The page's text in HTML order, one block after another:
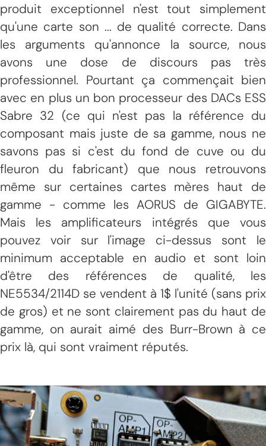
produit exceptionnel n'est tout simplement
qu'une carte son ... de qualité correcte. Dans
les arguments qu'annonce la source, nous
avons une dose de discours pas très
professionnel. Pourtant ça commençait bien
avec en plus un bon processeur des DACs ESS
Sabre 32 (ce qui n'est pas la référence du
composant mais juste de sa gamme, nous ne
savons pas si c'est du fond de cuve ou du
fleuron du fabricant) que nous retrouvons
même sur certaines cartes mères haut de
gamme - comme les AORUS de GIGABYTE.
Mais les amplificateurs intégrés que vous
pouvez voir sur l'image ci-dessus sont le
minimum acceptable en audio et sont loin
d'être des références de qualité, les
NE5534/2114D se vendent à 1$ l'unité (sans prix
de gros) et ne sont clairement pas du haut de
gamme, on aurait aimé des Burr-Brown à ce
prix là, qui sont vraiment réputés.